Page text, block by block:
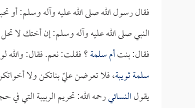
فقال رسول الله صلى الله عليه وآله وسلم:
النبي صلى الله عليه وآله وسلم: إن أختك لا
فقال: بنتأم سلمة؟ فقلت: نعم. فقال: والله
سلمةثويبة، فلا تعرضن عليّ بناتكن ولا
يقولالنسائيرحمه الله: تحريم الربيبة التي